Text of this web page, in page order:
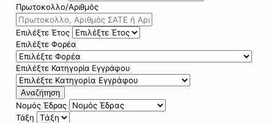
Πρωτοκολλο/Αριθμός
Επιλέξτε Έτος
Επιλέξτε Φορέα
Επιλέξτε Κατηγορία Εγγράφου
Αναζήτηση
Νομός Έδρας
Τάξη